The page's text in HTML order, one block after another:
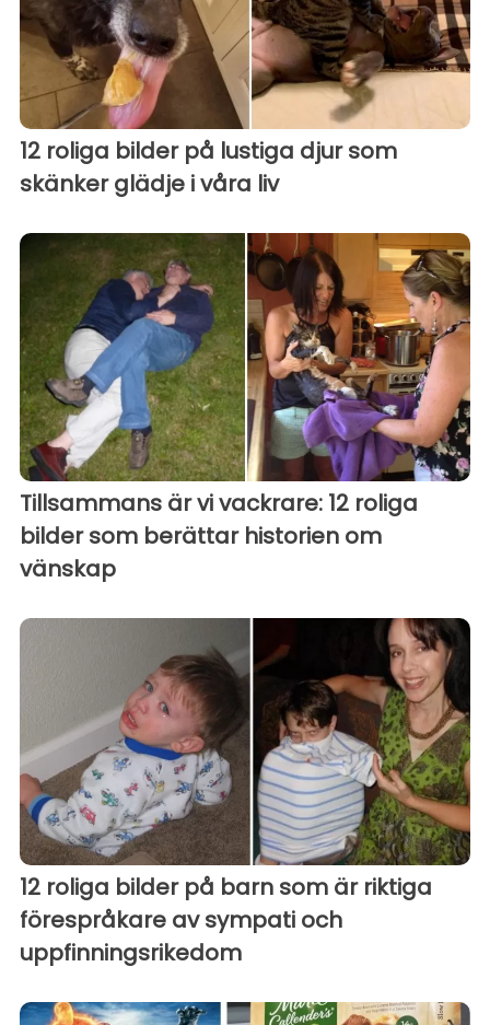
12 roliga bilder på lustiga djur som
skänker glädje i våra liv
Tillsammans är vi vackrare: 12 roliga
bilder som berättar historien om
vänskap
12 roliga bilder på barn som är riktiga
förespråkare av sympati och
uppfinningsrikedom